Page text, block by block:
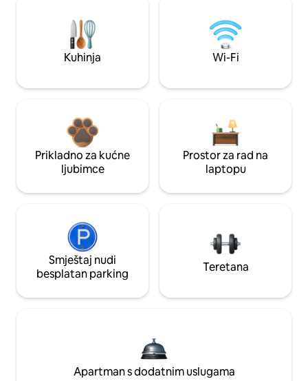
Kuhinja Wi-Fi
Prikladno za kućne
ljubimce
Prostor za rad na
laptopu
Smještaj nudi
besplatan parking
Teretana
Apartman s dodatnim uslugama